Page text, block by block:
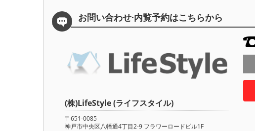
お問い合わせ·内覧予約はこちらから
(株)LifeStyle (ライフスタイル)
〒651-0085
神戸市中央区八幡通4丁目2-9 フラワーロードビル1F